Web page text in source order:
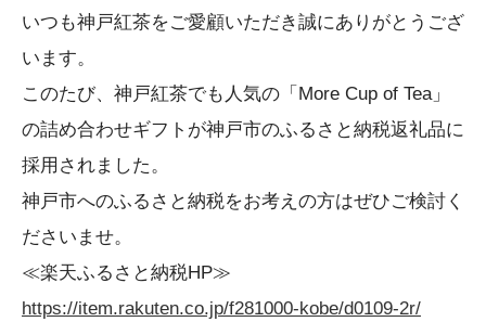
いつも神戸紅茶をご愛顧いただき誠にありがとうござ
います。
このたび、神戸紅茶でも人気の「More Cup of Tea」
の詰め合わせギフトが神戸市のふるさと納税返礼品に
採用されました。
神戸市へのふるさと納税をお考えの方はぜひご検討く
ださいませ。
≪楽天ふるさと納税HP≫
https://item.rakuten.co.jp/f281000-kobe/d0109-2r/